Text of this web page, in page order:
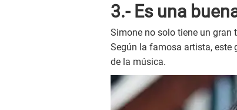
3.- Es una
Simone no solo tiene un gran
Según la famosa artista, este
de la música.